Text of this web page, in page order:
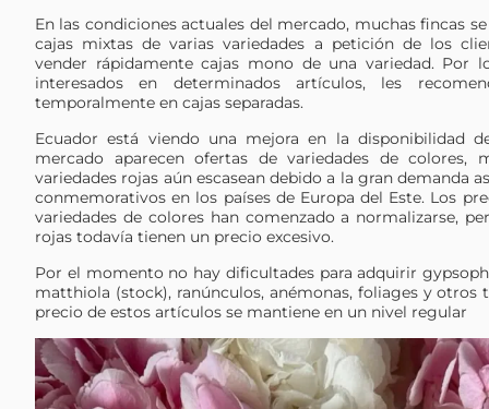
En las condiciones actuales del mercado, muchas fincas
cajas mixtas de varias variedades a petición de los
vender rápidamente cajas mono de una variedad. Por
interesados en determinados artículos, les
temporalmente en cajas separadas.
Ecuador está viendo una mejora en la disponibilidad
mercado aparecen ofertas de variedades de colores,
variedades rojas aún escasean debido a la gran demanda
conmemorativos en los países de Europa del Este. Los
variedades de colores han comenzado a normalizarse,
rojas todavía tienen un precio excesivo.
Por el momento no hay dificultades para adquirir
matthiola (stock), ranúnculos, anémonas, foliages y otros
precio de estos artículos se mantiene en un nivel regular